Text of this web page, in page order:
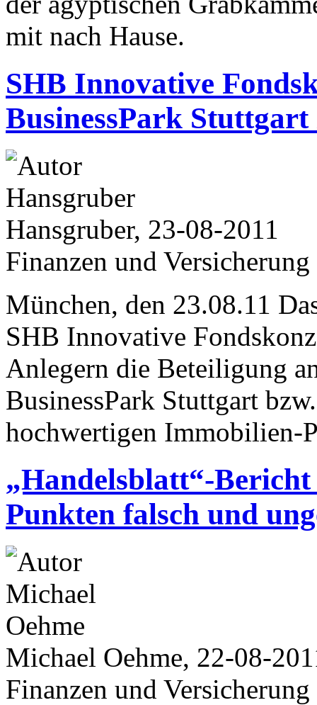
mit nach Hause.
SHB Innovative
BusinessPark
Hansgruber, 23-08-2011
Finanzen und Versicherung
München, den 23.08.11
SHB Innovative
Anlegern die Beteiligung
BusinessPark Stuttgart
hochwertigen Immobilien-
„Handelsblatt“-
Punkten falsch und
Michael Oehme, 22-08-
Finanzen und Versicherung